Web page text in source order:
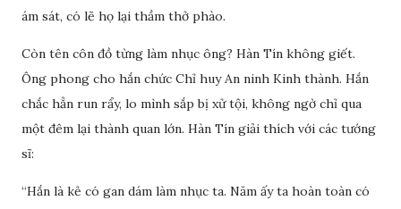
ám sát, có lẽ họ lại thầm thở phào.
Còn tên côn đồ từng làm nhục ông? Hàn Tín không giết.
Ông phong cho hắn chức Chỉ huy An ninh Kinh thành. Hắn
chắc hẳn run rẩy, lo mình sắp bị xử tội, không ngờ chỉ qua
một đêm lại thành quan lớn. Hàn Tín giải thích với các tướng
sĩ:
“Hắn là kẻ có gan dám làm nhục ta. Năm ấy ta hoàn toàn có